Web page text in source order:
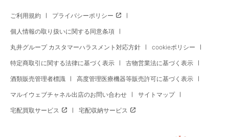
ご利用規約 プライバシーポリシー
個人情報の取り扱いに関する同意条項
丸井グループ カスタマーハラスメント対応方針 cookieポリシー
特定商取引に関する法律に基づく表示 古物営業法に基づく表示
酒類販売管理者標識 高度管理医療機器等販売許可に基づく表示
マルイウェブチャネル出店のお問い合わせ サイトマップ
宅配買取サービス 宅配収納サービス